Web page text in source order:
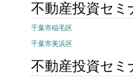
不動産投資セミ
千葉市稲毛区
千葉市美浜区
不動産投資セミ